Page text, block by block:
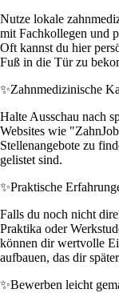
Nutze lokale
mit Fachkollegen und
Oft kannst du hier
Fuß in die Tür zu
✨Zahnmedizinische
Halte Ausschau nach
Websites wie
Stellenangebote zu
gelistet sind.
✨Praktische
Falls du noch nicht
Praktika oder
können dir wertvolle
aufbauen, das dir
✨Bewerben leicht